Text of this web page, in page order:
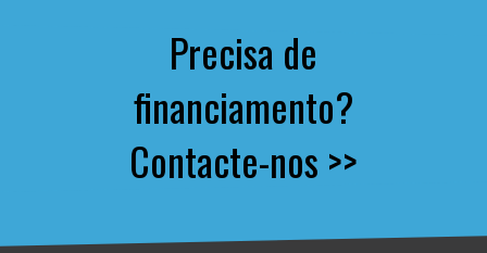
Precisa de
financiamento?
Contacte-nos >>